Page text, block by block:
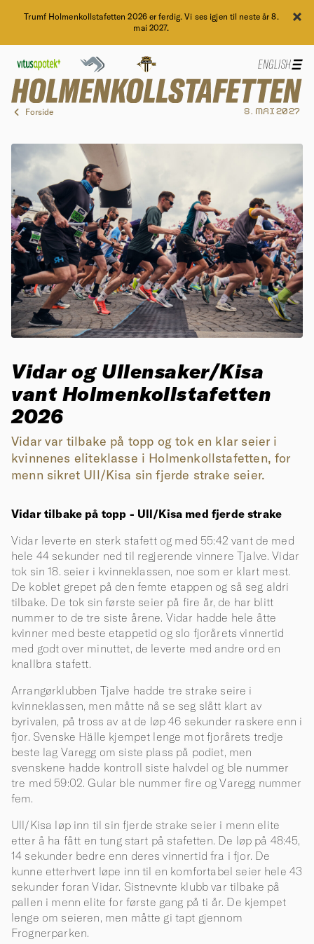
Trumf Holmenkollstafetten 2026 er ferdig. Vi ses igjen til neste år 8.
mai 2027.
Forside 8. MAI 2027
ENGLISH
Vidar og Ullensaker/Kisa
vant Holmenkollstafetten
2026
Vidar var tilbake på topp og tok en klar seier i
kvinnenes eliteklasse i Holmenkollstafetten, for
menn sikret Ull/Kisa sin fjerde strake seier.
Vidar tilbake på topp - Ull/Kisa med fjerde strake
Vidar leverte en sterk stafett og med 55:42 vant de med
hele 44 sekunder ned til regjerende vinnere Tjalve. Vidar
tok sin 18. seier i kvinneklassen, noe som er klart mest.
De koblet grepet på den femte etappen og så seg aldri
tilbake. De tok sin første seier på fire år, de har blitt
nummer to de tre siste årene. Vidar hadde hele åtte
kvinner med beste etappetid og slo fjorårets vinnertid
med godt over minuttet, de leverte med andre ord en
knallbra stafett.
Arrangørklubben Tjalve hadde tre strake seire i
kvinneklassen, men måtte nå se seg slått klart av
byrivalen, på tross av at de løp 46 sekunder raskere enn i
fjor. Svenske Hälle kjempet lenge mot fjorårets tredje
beste lag Varegg om siste plass på podiet, men
svenskene hadde kontroll siste halvdel og ble nummer
tre med 59:02. Gular ble nummer fire og Varegg nummer
fem.
Ull/Kisa løp inn til sin fjerde strake seier i menn elite
etter å ha fått en tung start på stafetten. De løp på 48:45,
14 sekunder bedre enn deres vinnertid fra i fjor. De
kunne etterhvert løpe inn til en komfortabel seier hele 43
sekunder foran Vidar. Sistnevnte klubb var tilbake på
pallen i menn elite for første gang på ti år. De kjempet
lenge om seieren, men måtte gi tapt gjennom
Frognerparken.